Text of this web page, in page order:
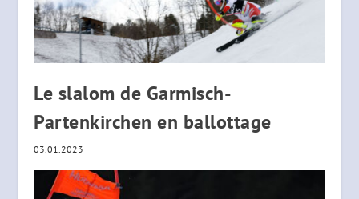
Le slalom de Garmisch-
Partenkirchen en ballottage
03.01.2023